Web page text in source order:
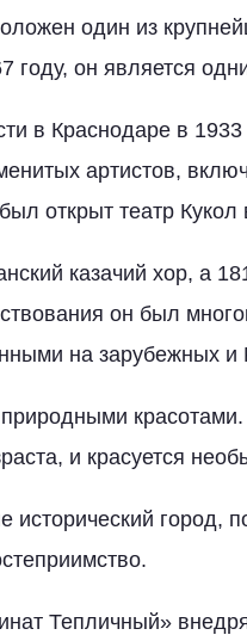
один из
году, он является
в Краснодаре в
артистов,
открыт театр Кукол
казачий хор, а
он был
на зарубежных и
и красуется
исторический город,
Тепличный»